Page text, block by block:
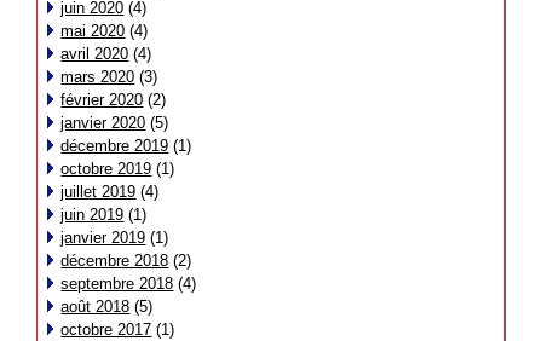
juin 2020 (4)
mai 2020 (4)
avril 2020 (4)
mars 2020 (3)
février 2020 (2)
janvier 2020 (5)
décembre 2019 (1)
octobre 2019 (1)
juillet 2019 (4)
juin 2019 (1)
janvier 2019 (1)
décembre 2018 (2)
septembre 2018 (4)
août 2018 (5)
octobre 2017 (1)